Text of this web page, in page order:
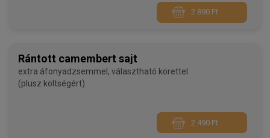
2 890 Ft
Rántott camembert sajt
extra áfonyadzsemmel, választható körettel
(plusz költségért)
2 490 Ft